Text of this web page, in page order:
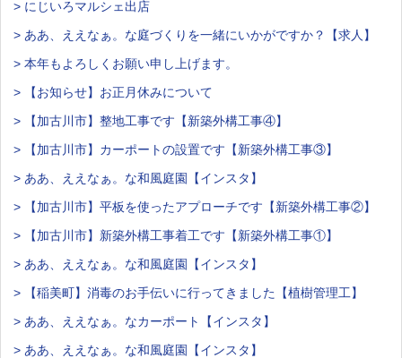
> にじいろマルシェ出店
> ああ、ええなぁ。な庭づくりを一緒にいかがですか？【求人】
> 本年もよろしくお願い申し上げます。
> 【お知らせ】お正月休みについて
> 【加古川市】整地工事です【新築外構工事④】
> 【加古川市】カーポートの設置です【新築外構工事③】
> ああ、ええなぁ。な和風庭園【インスタ】
> 【加古川市】平板を使ったアプローチです【新築外構工事②】
> 【加古川市】新築外構工事着工です【新築外構工事①】
> ああ、ええなぁ。な和風庭園【インスタ】
> 【稲美町】消毒のお手伝いに行ってきました【植樹管理工】
> ああ、ええなぁ。なカーポート【インスタ】
> ああ、ええなぁ。な和風庭園【インスタ】